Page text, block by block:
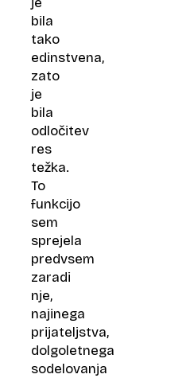
bila
tako
edinstvena,
zato
je
bila
odločitev
res
težka.
To
funkcijo
sem
sprejela
predvsem
zaradi
nje,
najinega
prijateljstva,
dolgoletnega
sodelovanja